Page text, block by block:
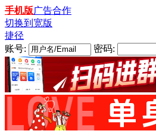
手机版广告合作
切换到宽版
捷径
账号:
密码: